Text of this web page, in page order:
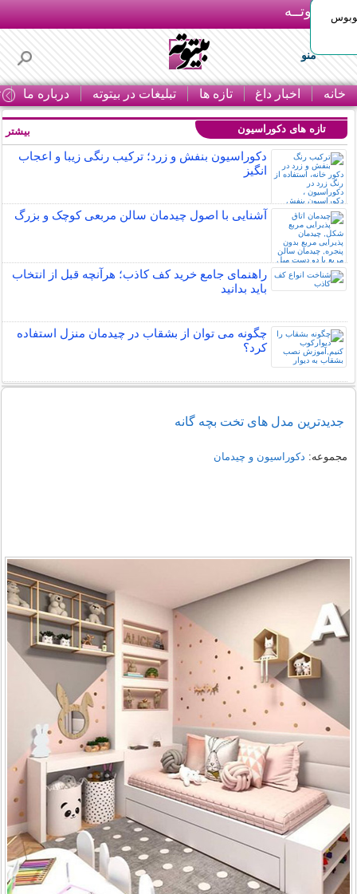
بـیتوتــه
منو
خانه اخبار داغ تازه ها تبلیغات در بیتوته درباره ما
تازه های دکوراسیون
دکوراسیون بنفش و زرد؛ ترکیب رنگی زیبا و اعجاب
انگیز
آشنایی با اصول چیدمان سالن مربعی کوچک و بزرگ
راهنمای جامع خرید کف کاذب؛ هرآنچه قبل از انتخاب
باید بدانید
چگونه می توان از بشقاب در چیدمان منزل استفاده
کرد؟
بیشتر
جدیدترین مدل های تخت بچه گانه
مجموعه: دکوراسیون و چیدمان